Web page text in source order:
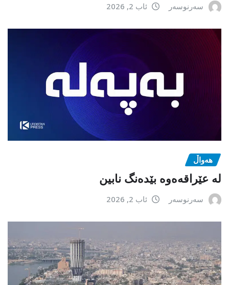
سەرنوسەر ئاب 2, 2026
هەواڵ
لە عێراقەەوە بێدەنگ نابین
سەرنوسەر ئاب 2, 2026